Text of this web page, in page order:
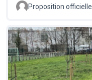
Proposition officielle